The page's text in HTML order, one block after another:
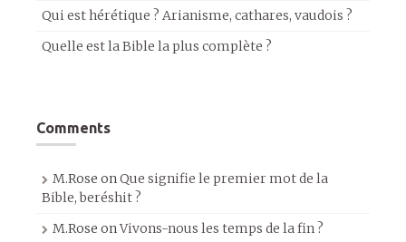
Qui est hérétique ? Arianisme, cathares, vaudois ?
Quelle est la Bible la plus complète ?
Comments
M.Rose onQue signifie le premier mot de la
Bible, beréshit ?
M.Rose onVivons-nous les temps de la fin ?